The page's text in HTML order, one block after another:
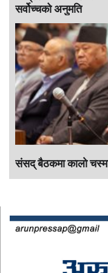
सर्वोच्चको अनुमति
संसद् बैठकमा कालाे